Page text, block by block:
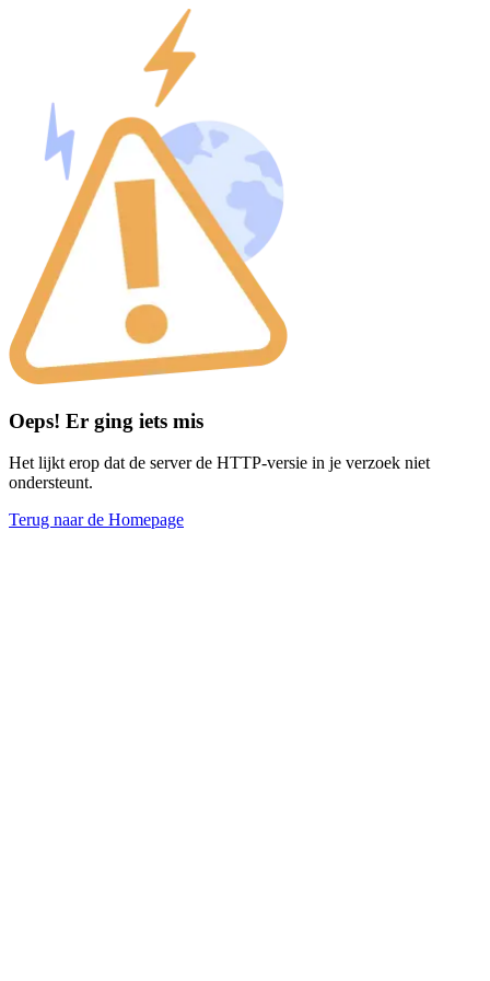
Oeps! Er ging iets mis
Het lijkt erop dat de server de HTTP-versie in je verzoek niet
ondersteunt.
Terug naar de Homepage